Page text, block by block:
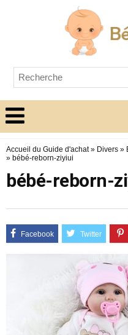
Accueil du Guide d'achat» Divers »
» bébé-reborn-ziyiui
bébé-reborn-